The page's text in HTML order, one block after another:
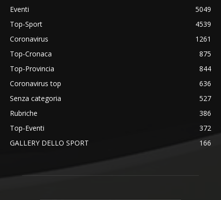
Eventi
5049
Top-Sport
4539
Coronavirus
1261
Top-Cronaca
875
Top-Provincia
844
Coronavirus top
636
Senza categoria
527
Rubriche
386
Top-Eventi
372
GALLERY DELLO SPORT
166